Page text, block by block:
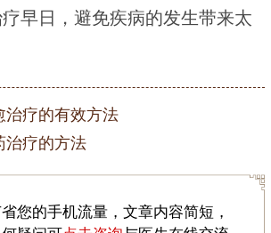
早日，避免疾病的发生带来太
治疗的有效方法
治疗的方法
您的手机流量，文章内容简短，